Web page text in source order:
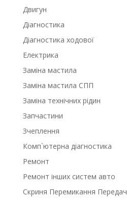
Двигун
Діагностика
Діагностика ходової
Електрика
Заміна мастила
Заміна мастила СПП
Заміна технічних рідин
Запчастини
Зчеплення
Комп`ютерна діагностика
Ремонт
Ремонт інших систем авто
Скриня Перемикання Передач